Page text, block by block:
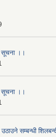
सूचना ।।
सूचना ।।
सम्बन्धी